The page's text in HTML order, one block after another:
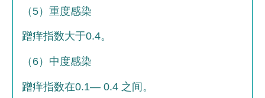
（5）重度感染
蹭痒指数大于0.4。
（6）中度感染
蹭痒指数在0.1— 0.4 之间。